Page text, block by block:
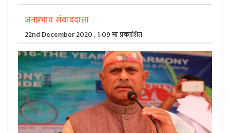
जनप्रभाव संवाददाता
22nd December 2020 , 1:09 मा प्रकाशित